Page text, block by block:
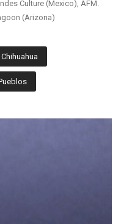
Culture (Mexico), AFM.
(Arizona)
Chihuahua